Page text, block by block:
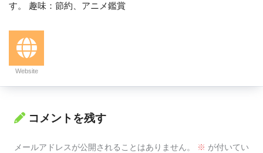
す。 趣味：節約、アニメ鑑賞
Website
コメントを残す
メールアドレスが公開されることはありません。 ※ が付いてい